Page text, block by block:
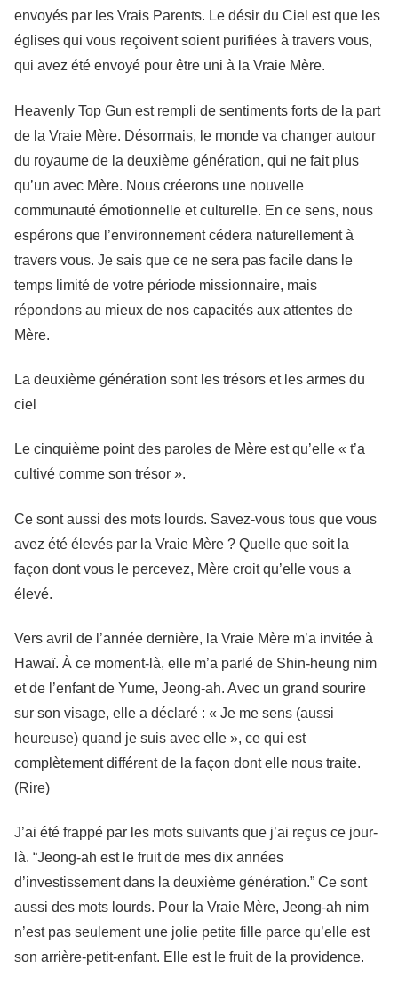
envoyés par les Vrais Parents. Le désir du Ciel est que les
églises qui vous reçoivent soient purifiées à travers vous,
qui avez été envoyé pour être uni à la Vraie Mère.
Heavenly Top Gun est rempli de sentiments forts de la part
de la Vraie Mère. Désormais, le monde va changer autour
du royaume de la deuxième génération, qui ne fait plus
qu’un avec Mère. Nous créerons une nouvelle
communauté émotionnelle et culturelle. En ce sens, nous
espérons que l’environnement cédera naturellement à
travers vous. Je sais que ce ne sera pas facile dans le
temps limité de votre période missionnaire, mais
répondons au mieux de nos capacités aux attentes de
Mère.
La deuxième génération sont les trésors et les armes du
ciel
Le cinquième point des paroles de Mère est qu’elle « t’a
cultivé comme son trésor ».
Ce sont aussi des mots lourds. Savez-vous tous que vous
avez été élevés par la Vraie Mère ? Quelle que soit la
façon dont vous le percevez, Mère croit qu’elle vous a
élevé.
Vers avril de l’année dernière, la Vraie Mère m’a invitée à
Hawaï. À ce moment-là, elle m’a parlé de Shin-heung nim
et de l’enfant de Yume, Jeong-ah. Avec un grand sourire
sur son visage, elle a déclaré : « Je me sens (aussi
heureuse) quand je suis avec elle », ce qui est
complètement différent de la façon dont elle nous traite.
(Rire)
J’ai été frappé par les mots suivants que j’ai reçus ce jour-
là. “Jeong-ah est le fruit de mes dix années
d’investissement dans la deuxième génération.” Ce sont
aussi des mots lourds. Pour la Vraie Mère, Jeong-ah nim
n’est pas seulement une jolie petite fille parce qu’elle est
son arrière-petit-enfant. Elle est le fruit de la providence.